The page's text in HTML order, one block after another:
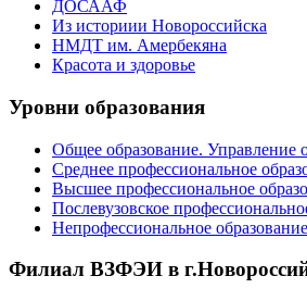
ДОСААФ
Из историии Новороссийска
НМДТ им. Амербекяна
Красота и здоровье
Уровни образования
Общее образование. Управление
Среднее профессиональное
Высшее профессиональное
Послевузовское
Непрофессиональное
Филиал ВЗФЭИ в